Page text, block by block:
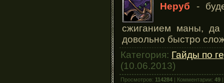
Неруб -
сжиганием маны,
довольно быстро
Категория: Гайды по
(10.06.2013)
Просмотров: 114284 | Комментарии: 49